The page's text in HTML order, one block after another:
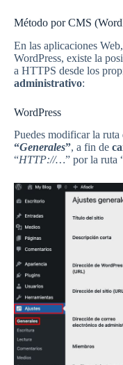
Método por CMS
En las aplicaciones
WordPress, existe la
a HTTPS desde los
administrativo:
WordPress
Puedes modificar la ruta
“Generales”, a fin de
“HTTP://…” por la ruta